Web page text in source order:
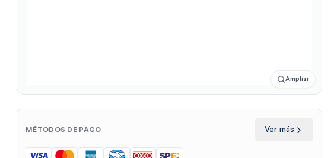
Ampliar
MÉTODOS DE PAGO Ver más